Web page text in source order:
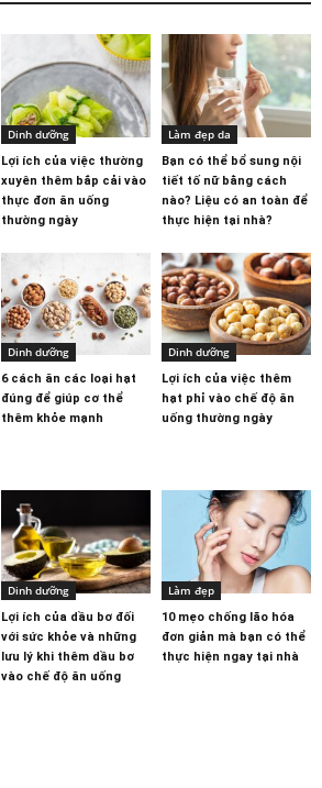
Dinh dưỡng
Lợi ích của việc thường
xuyên thêm bắp cải vào
thực đơn ăn uống
thường ngày
Làm đẹp da
Bạn có thể bổ sung nội
tiết tố nữ bằng cách
nào? Liệu có an toàn để
thực hiện tại nhà?
Dinh dưỡng
6 cách ăn các loại hạt
đúng để giúp cơ thể
thêm khỏe mạnh
Dinh dưỡng
Lợi ích của việc thêm
hạt phỉ vào chế độ ăn
uống thường ngày
Dinh dưỡng
Lợi ích của dầu bơ đối
với sức khỏe và những
lưu lý khi thêm dầu bơ
vào chế độ ăn uống
Làm đẹp
10 mẹo chống lão hóa
đơn giản mà bạn có thể
thực hiện ngay tại nhà